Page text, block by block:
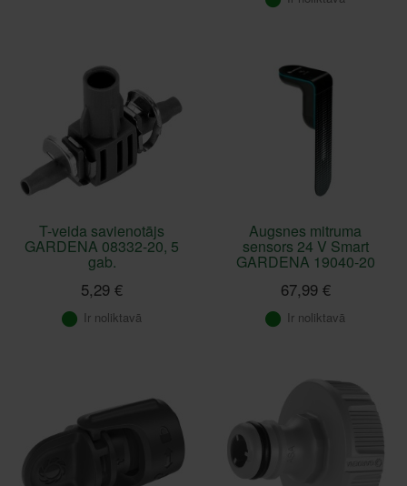
T-veida savienotājs
GARDENA 08332-20, 5
gab.
5,29 €
Ir noliktavā
Augsnes mitruma
sensors 24 V Smart
GARDENA 19040-20
67,99 €
Ir noliktavā